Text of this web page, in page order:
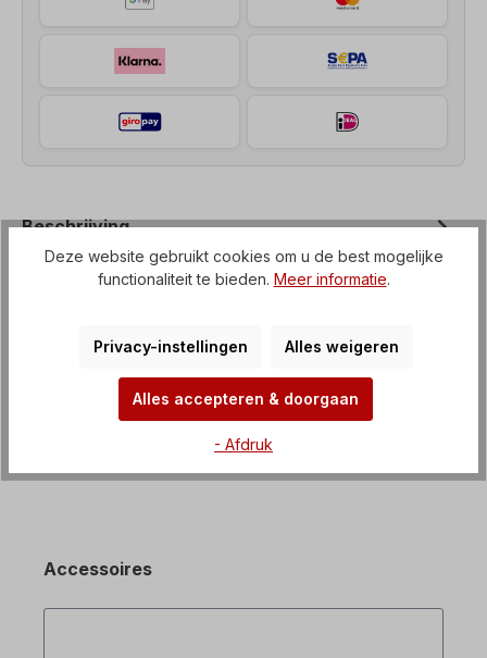
Beschrijving
Haakse motorreductor (tandwielkast met IEC-flens
naar elektromotor) Spanning=3 x 230/400 V-50
Kenmerken
Accessoires
Deze website gebruikt cookies om u de best mogelijke
functionaliteit te bieden. Meer informatie.
Privacy-instellingen Alles weigeren
Alles accepteren & doorgaan
- Afdruk